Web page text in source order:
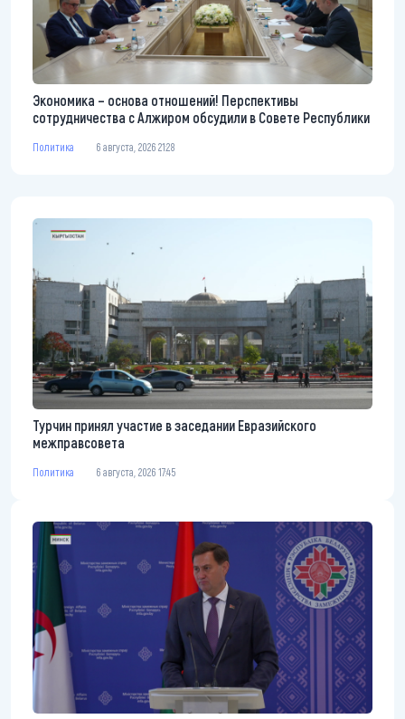
Экономика – основа отношений! Перспективы
сотрудничества с Алжиром обсудили в Совете Республики
Политика 6 августа, 2026 21:28
Турчин принял участие в заседании Евразийского
межправсовета
Политика 6 августа, 2026 17:45